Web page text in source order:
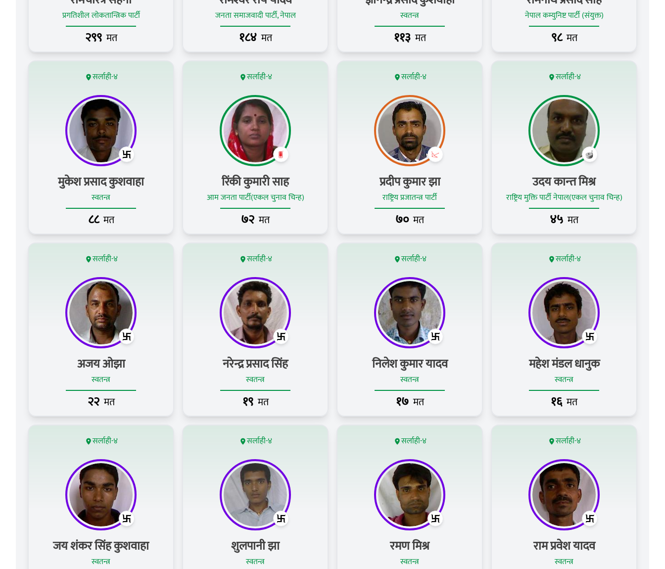
प्रगतिशील लोकतान्त्रिक पार्टी
२९९ मत
जनता समाजवादी पार्टी, नेपाल
१८४ मत
स्वतन्त्र
११३ मत
नेपाल कम्युनिष्ट पार्टी (संयुक्त)
९८मत
सर्लाही-४
मुकेश प्रसाद कुशवाहा
स्वतन्त्र
८८मत
सर्लाही-४
रिंकी कुमारी साह
आम जनता पार्टी(एकल चुनाव चिन्ह)
७२ मत
सर्लाही-४
प्रदीप कुमार झा
राष्ट्रिय प्रजातन्त्र पार्टी
७० मत
सर्लाही-४
उदय कान्‍त मिश्र
राष्ट्रिय मुक्ति पार्टी नेपाल(एकल चुनाव चिन्ह)
४५ मत
सर्लाही-४
अजय ओझा
स्वतन्त्र
२२ मत
सर्लाही-४
नरेन्द्र प्रसाद सिंह
स्वतन्त्र
१९ मत
सर्लाही-४
निलेश कुमार यादव
स्वतन्त्र
१७ मत
सर्लाही-४
महेश मंडल धानुक
स्वतन्त्र
१६ मत
सर्लाही-४
जय शंकर सिंह कुशवाहा
स्वतन्त्र
सर्लाही-४
शुलपानी झा
स्वतन्त्र
सर्लाही-४
रमण मिश्र
स्वतन्त्र
सर्लाही-४
राम प्रवेश यादव
स्वतन्त्र